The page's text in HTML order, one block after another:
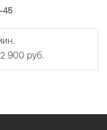
45
900 руб.